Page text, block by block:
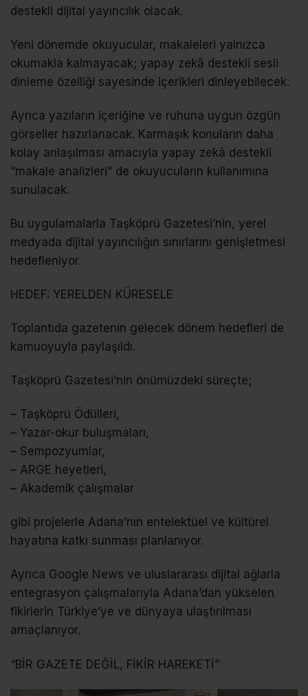
destekli dijital yayıncılık olacak.
Yeni dönemde okuyucular, makaleleri yalnızca
okumakla kalmayacak; yapay zekâ destekli sesli
dinleme özelliği sayesinde içerikleri dinleyebilecek.
Ayrıca yazıların içeriğine ve ruhuna uygun özgün
görseller hazırlanacak. Karmaşık konuların daha
kolay anlaşılması amacıyla yapay zekâ destekli
“makale analizleri” de okuyucuların kullanımına
sunulacak.
Bu uygulamalarla Taşköprü Gazetesi’nin, yerel
medyada dijital yayıncılığın sınırlarını genişletmesi
hedefleniyor.
HEDEF: YERELDEN KÜRESELE
Toplantıda gazetenin gelecek dönem hedefleri de
kamuoyuyla paylaşıldı.
Taşköprü Gazetesi’nin önümüzdeki süreçte;
– Taşköprü Ödülleri,
– Yazar-okur buluşmaları,
– Sempozyumlar,
– ARGE heyetleri,
– Akademik çalışmalar
gibi projelerle Adana’nın entelektüel ve kültürel
hayatına katkı sunması planlanıyor.
Ayrıca Google News ve uluslararası dijital ağlarla
entegrasyon çalışmalarıyla Adana’dan yükselen
fikirlerin Türkiye’ye ve dünyaya ulaştırılması
amaçlanıyor.
“BİR GAZETE DEĞİL, FİKİR HAREKETİ”